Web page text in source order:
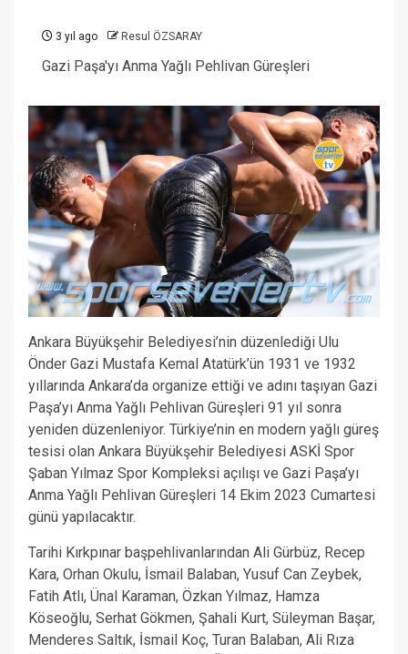
3 yıl ago Resul ÖZSARAY
Gazi Paşa'yı Anma Yağlı Pehlivan Güreşleri
Ankara Büyükşehir Belediyesi’nin düzenlediği Ulu
Önder Gazi Mustafa Kemal Atatürk’ün 1931 ve 1932
yıllarında Ankara’da organize ettiği ve adını taşıyan Gazi
Paşa’yı Anma Yağlı Pehlivan Güreşleri 91 yıl sonra
yeniden düzenleniyor. Türkiye’nin en modern yağlı güreş
tesisi olan Ankara Büyükşehir Belediyesi ASKİ Spor
Şaban Yılmaz Spor Kompleksi açılışı ve Gazi Paşa’yı
Anma Yağlı Pehlivan Güreşleri 14 Ekim 2023 Cumartesi
günü yapılacaktır.
Tarihi Kırkpınar başpehlivanlarından Ali Gürbüz, Recep
Kara, Orhan Okulu, İsmail Balaban, Yusuf Can Zeybek,
Fatih Atlı, Ünal Karaman, Özkan Yılmaz, Hamza
Köseoğlu, Serhat Gökmen, Şahali Kurt, Süleyman Başar,
Menderes Saltık, İsmail Koç, Turan Balaban, Ali Rıza